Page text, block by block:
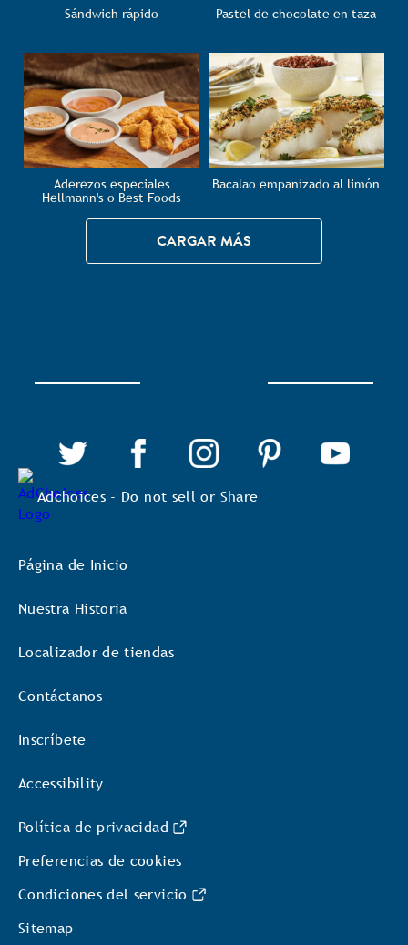
Sándwich rápido Pastel de chocolate en taza
Aderezos especiales
Hellmann's o Best Foods
Bacalao empanizado al limón
CARGAR MÁS
Adchoices - Do not sell or Share
Página de Inicio
Nuestra Historia
Localizador de tiendas
Contáctanos
Inscríbete
Accessibility
Política de privacidad
Preferencias de cookies
Condiciones del servicio
Sitemap